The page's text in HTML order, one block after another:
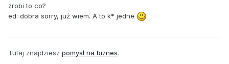
zrobi to co?
ed: dobra sorry, już wiem. A to k* jedne
Tutaj znajdziesz pomysł na biznes.